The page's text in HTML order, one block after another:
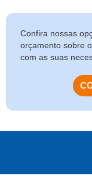
Confira nossas
orçamento sobre
com as suas